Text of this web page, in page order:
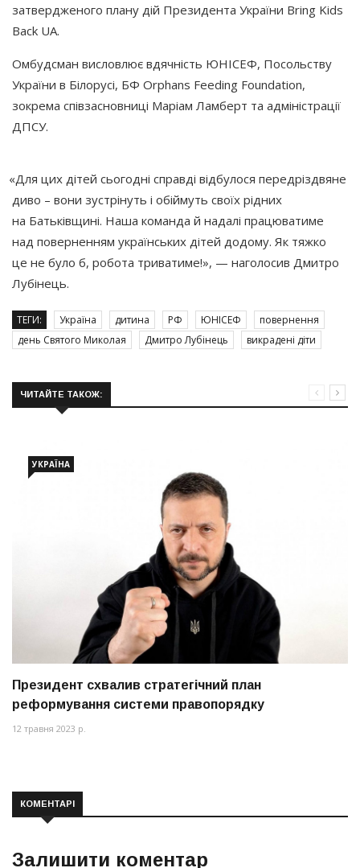
затвердженого плану дій Президента України Bring Kids
Back UA.
Омбудсман висловлює вдячність ЮНІСЕФ, Посольству
України в Білорусі, БФ Orphans Feeding Foundation,
зокрема співзасновниці Маріам Ламберт та адміністрації
ДПСУ.
«Для цих дітей сьогодні справді відбулося передріздвяне
диво – вони зустрінуть і обіймуть своїх рідних
на Батьківщині. Наша команда й надалі працюватиме
над поверненням українських дітей додому. Як тяжко
це не було б, робота триватиме!», — наголосив Дмитро
Лубінець.
ТЕГИ: Україна дитина РФ ЮНІСЕФ
повернення
день Святого Миколая
Дмитро Лубінець викрадені діти
ЧИТАЙТЕ ТАКОЖ:
УКРАЇНА
Президент схвалив стратегічний план
реформування системи правопорядку
12 травня 2023 р.
КОМЕНТАРІ
Залишити коментар